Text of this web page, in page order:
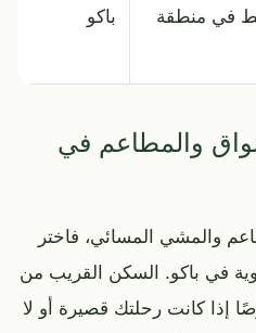
في منطقة
باكو
والمطاعم في
والمشي المسائي، فاختر
في باكو. السكن القريب من
إذا كانت رحلتك قصيرة أو لا